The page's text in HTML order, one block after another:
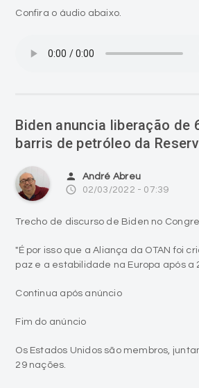
Confira o áudio abaixo.
Biden anuncia liberação de
barris de petróleo da
person André Abreu
access_time 02/03/2022 - 07:39
Trecho de discurso de Biden no
"É por isso que a Aliança da OTAN foi
paz e a estabilidade na Europa após a
Continua após anúncio
Fim do anúncio
Os Estados Unidos são membros,
29 nações.